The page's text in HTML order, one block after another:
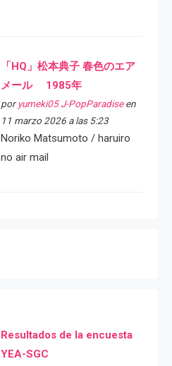
「HQ」松本典子 春色のエア
メール 1985年
por yumeki05 J-PopParadiseen
11 marzo 2026 a las 5:23
Noriko Matsumoto / haruiro
no air mail
Resultados de la encuesta
YEA-SGC